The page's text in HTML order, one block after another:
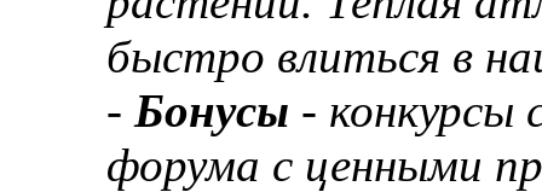
быстро влиться в
- Бонусы - конкурсы
форума с ценными